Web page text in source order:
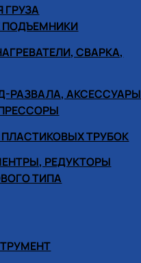
ГРУЗА
СВАРКА,
РАЗВАЛА, АКСЕССУАРЫ
ТРУБОК
РЕДУКТОРЫ
ТИПА